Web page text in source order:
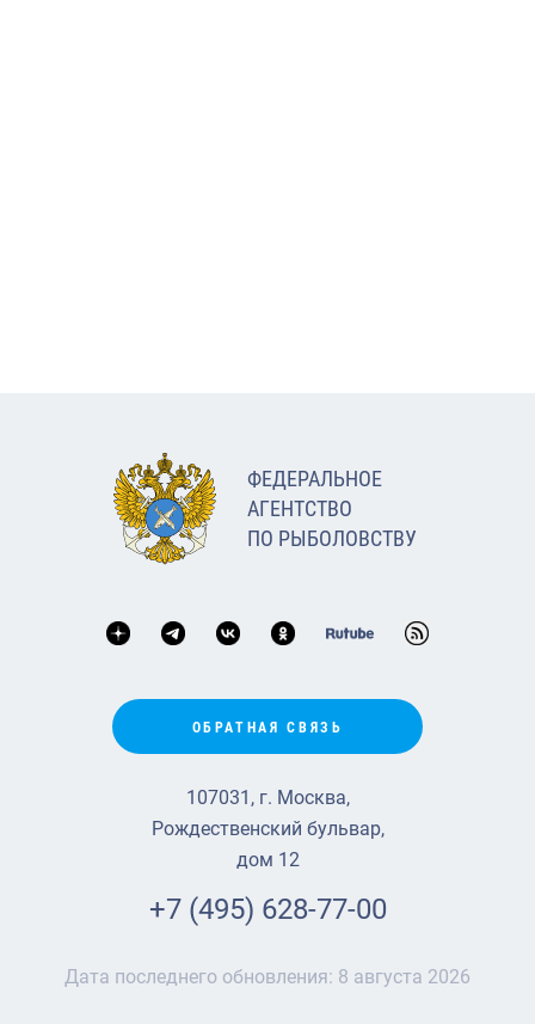
ФЕДЕРАЛЬНОЕ
АГЕНТСТВО
ПО РЫБОЛОВСТВУ
ОБРАТНАЯ СВЯЗЬ
107031, г. Москва,
Рождественский бульвар,
дом 12
+7 (495) 628-77-00
Дата последнего обновления: 8 августа 2026